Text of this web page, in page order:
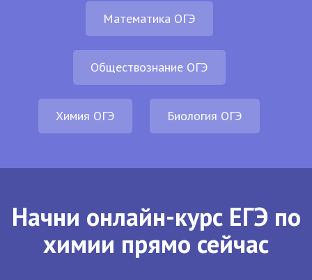
Математика ОГЭ
Обществознание ОГЭ
Химия ОГЭ Биология ОГЭ
Начни онлайн-курс ЕГЭ по
химии прямо сейчас